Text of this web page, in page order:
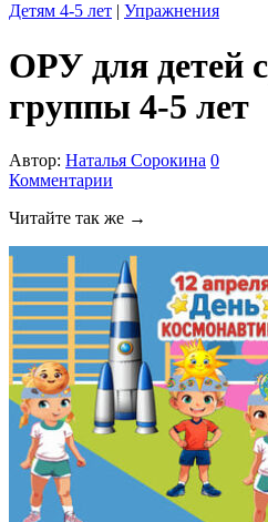
Детям 4-5 лет | Упражнения
ОРУ для детей
группы 4-5 лет
Автор: Наталья Сорокина 0
Комментарии
Читайте так же →